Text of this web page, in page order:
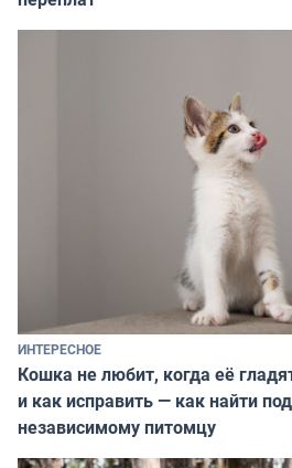
ИНТЕРЕСНОЕ
Кошка не любит, когда её
и как исправить — как найти
независимому питомцу